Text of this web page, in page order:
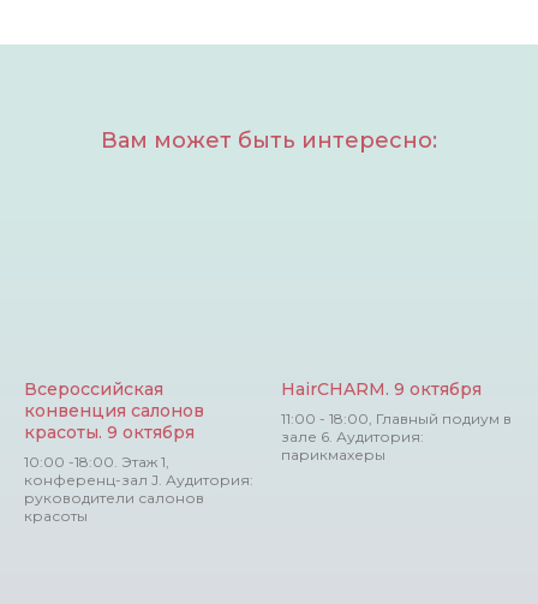
Вам может быть интересно:
Всероссийская
конвенция салонов
красоты. 9 октября
10:00 -18:00. Этаж 1,
конференц-зал J. Аудитория:
руководители салонов
красоты
HairCHARM. 9 октября
11:00 - 18:00, Главный подиум в
зале 6. Аудитория:
парикмахеры